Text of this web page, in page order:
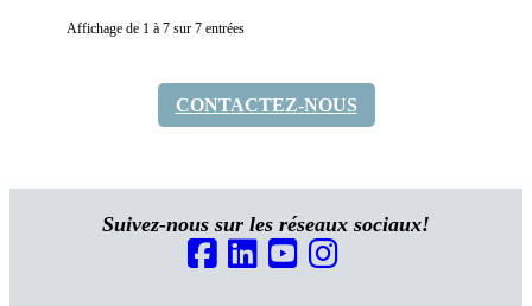
Affichage de 1 à 7 sur 7 entrées
CONTACTEZ-NOUS
Suivez-nous sur les réseaux sociaux!